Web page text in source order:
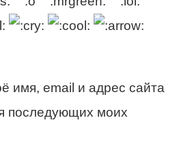
имя, email и адрес сайта
последующих моих